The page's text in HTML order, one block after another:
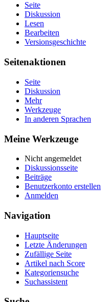
Seite
Diskussion
Lesen
Bearbeiten
Versionsgeschichte
Seitenaktionen
Seite
Diskussion
Mehr
Werkzeuge
In anderen Sprachen
Meine Werkzeuge
Nicht angemeldet
Diskussionsseite
Beiträge
Benutzerkonto erstellen
Anmelden
Navigation
Hauptseite
Letzte Änderungen
Zufällige Seite
Artikel nach Score
Kategoriensuche
Suchassistent